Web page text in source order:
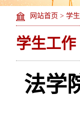
网站首页 > 学
学生工作
法学